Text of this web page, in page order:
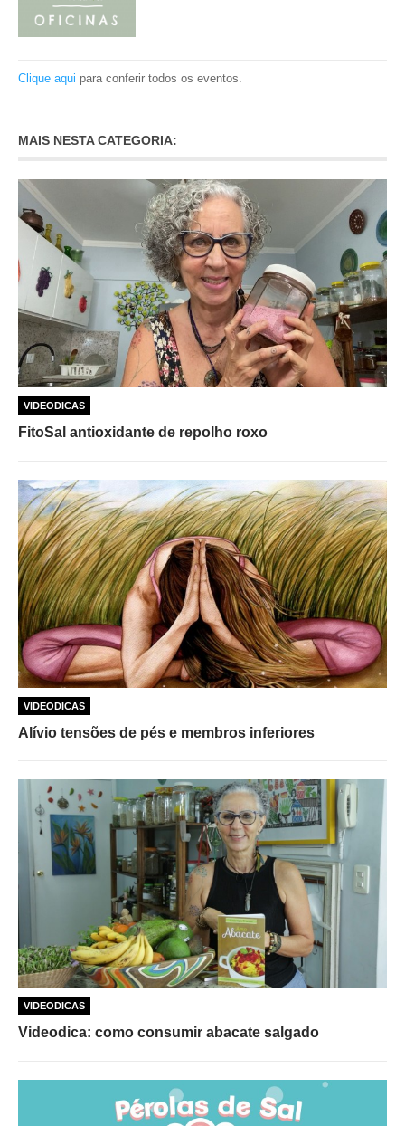
Clique aqui para conferir todos os eventos.
MAIS NESTA CATEGORIA:
VIDEODICAS
FitoSal antioxidante de repolho roxo
VIDEODICAS
Alívio tensões de pés e membros inferiores
VIDEODICAS
Videodica: como consumir abacate salgado